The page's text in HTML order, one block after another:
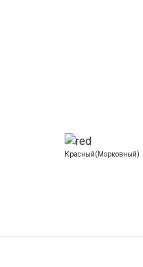
Красный(морковный)